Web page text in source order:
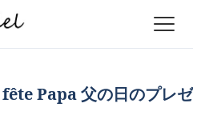
fête Papa 父の日のプレゼ